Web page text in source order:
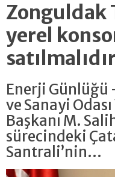
Zonguldak
yerel
satılmalıdır
Enerji
ve Sanayi
Başkanı M.
sürecindeki
Santrali’nin...